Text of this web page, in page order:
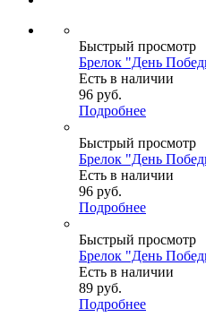
Быстрый просмотр
Брелок "День
Есть в наличии
96 руб.
Подробнее
Быстрый просмотр
Брелок "День
Есть в наличии
96 руб.
Подробнее
Быстрый просмотр
Брелок "День
Есть в наличии
89 руб.
Подробнее